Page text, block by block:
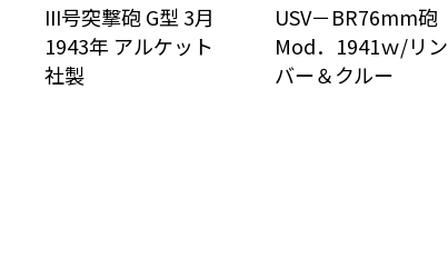
III号突撃砲 G型 3月
1943年 アルケット
社製
USV－BR76mm砲
Mod．1941ｗ/リン
バー＆クルー